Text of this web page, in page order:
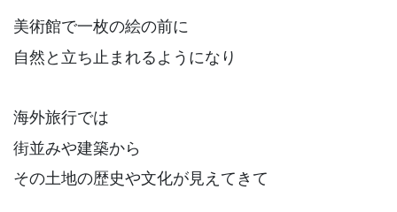
美術館で一枚の絵の前に
自然と立ち止まれるようになり
海外旅行では
街並みや建築から
その土地の歴史や文化が見えてきて